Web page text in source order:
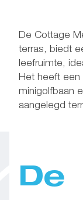
De Cottage
terras, biedt
leefruimte,
Het heeft een
minigolfbaan
aangelegd
De